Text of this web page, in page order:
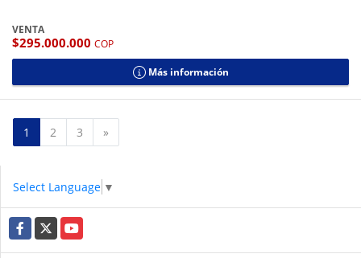
VENTA
$295.000.000 COP
Más información
1 2 3 »
Select Language ▼
Facebook
X YouTube